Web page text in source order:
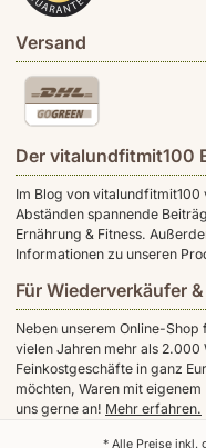
Versand
Der vitalundfitmit100
Im Blog von
Abständen spannende
Ernährung & Fitness.
Informationen zu unseren
Für Wiederverkäufer
Neben unserem Online-
vielen Jahren mehr als
Feinkostgeschäfte in ganz
möchten, Waren mit
uns gerne an! Mehr erfahren.
* Alle Preise inkl.